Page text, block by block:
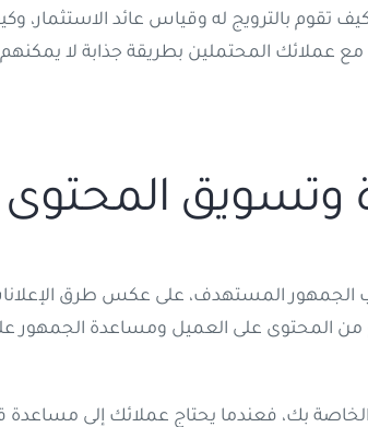
بالترويج له وقياس عائد الاستثمار،
عملائك المحتملين بطريقة جذابة لا
وتسويق المحتوى
المستهدف، على عكس طرق الإعلانات
من المحتوى على العميل ومساعدة
بك، فعندما يحتاج عملائك إلى مساعدة